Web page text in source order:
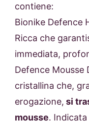
contiene:
Bionike Defence
Ricca che
immediata,
Defence Mousse
cristallina che,
erogazione, si
mousse.